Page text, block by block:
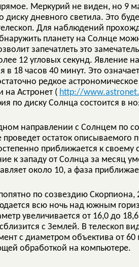
Меркурий не виден, но 9
диску дневного светила. Это
Для наблюдений
планету на Солнце
запечатлеть это
12 угловых секунд. Явление
в 18 часов 40 минут. Это
редкое
Астронет ( http://
по диску Солнца состоится в
направлении с Солнцем по
проведет остаток
приближается к
к западу от Солнца за месяц
около 10, а фаза
по созвездию Скорпиона,
всю ночь над южным
увеличивается от 16,0 до
с Землей. В телескоп
с диаметром объектива от
обработкой на компьютере.